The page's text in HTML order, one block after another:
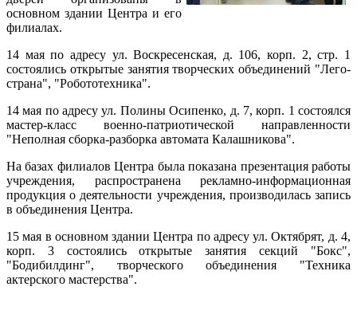
основном здании Центра и его
филиалах.
14 мая по адресу ул. Воскресенская, д. 106, корп. 2, стр. 1
состоялись открытые занятия творческих объединений "Лего-
страна", "Робототехника".
14 мая по адресу ул. Полины Осипенко, д. 7, корп. 1 состоялся
мастер-класс военно-патриотической направленности
"Неполная сборка-разборка автомата Калашникова".
На базах филиалов Центра была показана презентация работы
учреждения, распространена рекламно-информационная
продукция о деятельности учреждения, производилась запись
в объединения Центра.
15 мая в основном здании Центра по адресу ул. Октябрят, д. 4,
корп. 3 состоялись открытые занятия секций "Бокс",
"Бодибилдинг", творческого объединения "Техника
актерского мастерства".